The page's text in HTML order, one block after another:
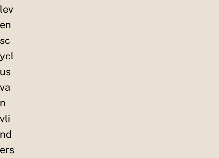
lev
en
sc
ycl
us
va
n
vli
nd
ers